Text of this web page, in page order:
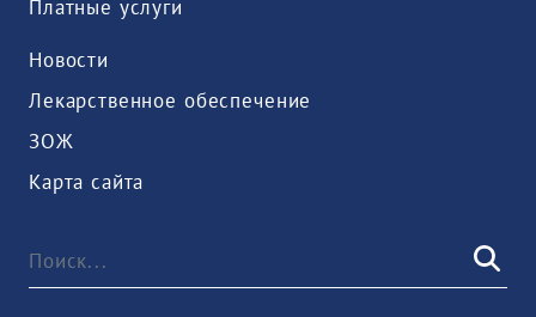
Платные услуги
Новости
Лекарственное обеспечение
ЗОЖ
Карта сайта